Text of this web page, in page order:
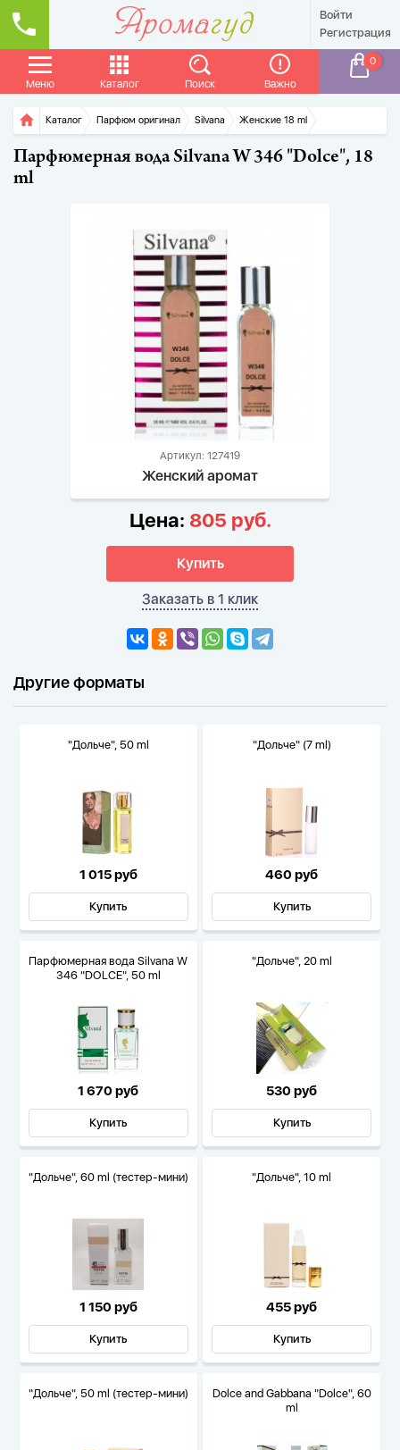
Войти
Регистрация
Меню Каталог Поиск Важно
0
Главная
Каталог Парфюм оригинал Silvana Женские 18 ml
Парфюмерная вода Silvana W 346 "Dolce", 18
ml
Артикул: 127419
Женский аромат
Цена: 805 руб.
Купить
Заказать в 1 клик
Другие форматы
"Дольче", 50 ml
1 015 руб
Купить
"Дольче" (7 ml)
460 руб
Купить
Парфюмерная вода Silvana W
346 "DOLCE", 50 ml
1 670 руб
Купить
"Дольче", 20 ml
530 руб
Купить
"Дольче", 60 ml (тестер-мини)
1 150 руб
Купить
"Дольче", 10 ml
455 руб
Купить
"Дольче", 50 ml (тестер-мини)
Dolce and Gabbana "Dolce", 60
ml